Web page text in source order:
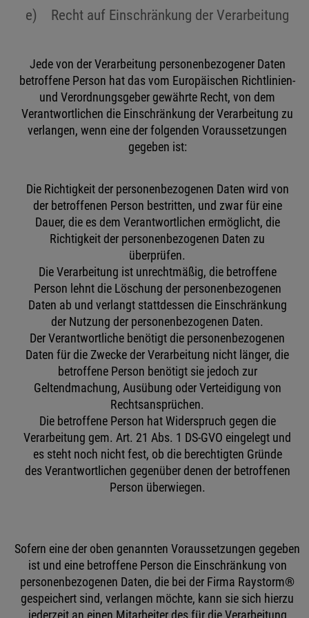
e) Recht auf Einschränkung der Verarbeitung
Jede von der Verarbeitung personenbezogener Daten
betroffene Person hat das vom Europäischen Richtlinien-
und Verordnungsgeber gewährte Recht, von dem
Verantwortlichen die Einschränkung der Verarbeitung zu
verlangen, wenn eine der folgenden Voraussetzungen
gegeben ist:
Die Richtigkeit der personenbezogenen Daten wird von
der betroffenen Person bestritten, und zwar für eine
Dauer, die es dem Verantwortlichen ermöglicht, die
Richtigkeit der personenbezogenen Daten zu
überprüfen.
Die Verarbeitung ist unrechtmäßig, die betroffene
Person lehnt die Löschung der personenbezogenen
Daten ab und verlangt stattdessen die Einschränkung
der Nutzung der personenbezogenen Daten.
Der Verantwortliche benötigt die personenbezogenen
Daten für die Zwecke der Verarbeitung nicht länger, die
betroffene Person benötigt sie jedoch zur
Geltendmachung, Ausübung oder Verteidigung von
Rechtsansprüchen.
Die betroffene Person hat Widerspruch gegen die
Verarbeitung gem. Art. 21 Abs. 1 DS-GVO eingelegt und
es steht noch nicht fest, ob die berechtigten Gründe
des Verantwortlichen gegenüber denen der betroffenen
Person überwiegen.
Sofern eine der oben genannten Voraussetzungen gegeben
ist und eine betroffene Person die Einschränkung von
personenbezogenen Daten, die bei der Firma Raystorm®
gespeichert sind, verlangen möchte, kann sie sich hierzu